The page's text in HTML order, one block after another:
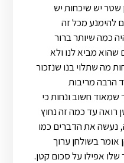
שטר יש שיכחות יש
להימנע מכל זה
כמה שיותר ברור
שהוא מביא לנו ולא
מה שתלוי בנו שנזכור
הרבה מריבות
שמאוד חשוב ונחות כי
רואה עד כמה זה נחוץ
נעשה את הדברים כמו
בשולחן ערוך
אפילו על סכום קטן.